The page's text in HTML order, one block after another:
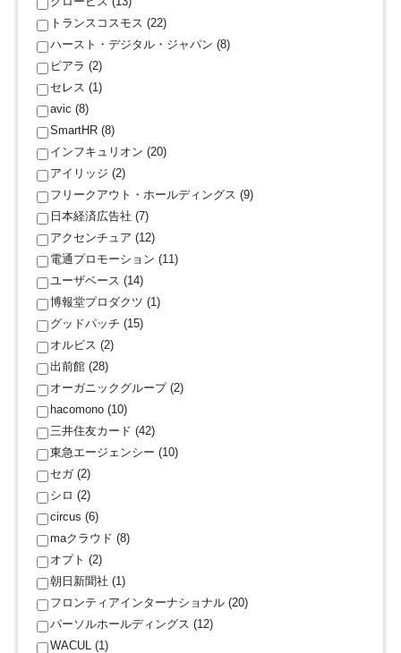
トランスコスモス (22)
ハースト・デジタル・ジャパン (8)
ピアラ (2)
セレス (1)
avic (8)
SmartHR (8)
インフキュリオン (20)
アイリッジ (2)
フリークアウト・ホールディングス (9)
日本経済広告社 (7)
アクセンチュア (12)
電通プロモーション (11)
ユーザベース (14)
博報堂プロダクツ (1)
グッドパッチ (15)
オルビス (2)
出前館 (28)
オーガニックグループ (2)
hacomono (10)
三井住友カード (42)
東急エージェンシー (10)
セガ (2)
シロ (2)
circus (6)
maクラウド (8)
オプト (2)
朝日新聞社 (1)
フロンティアインターナショナル (20)
パーソルホールディングス (12)
WACUL (1)